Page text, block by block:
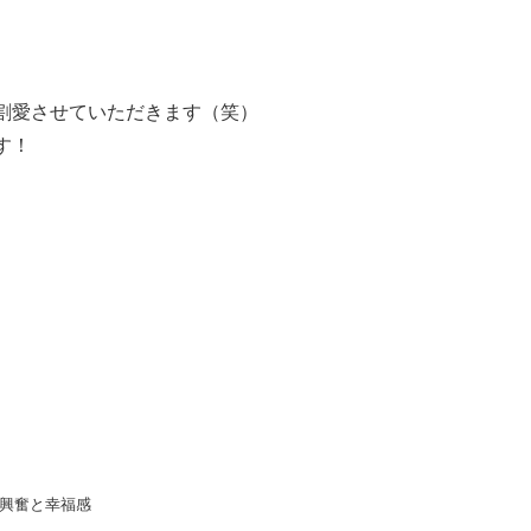
させていただきます（笑）
！
奮と幸福感